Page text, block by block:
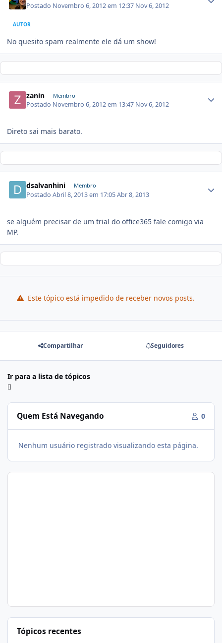
Postado Novembro 6, 2012 em 12:37 Nov 6, 2012
AUTOR
No quesito spam realmente ele dá um show!
zanin Membro
Postado Novembro 6, 2012 em 13:47 Nov 6, 2012
Direto sai mais barato.
dsalvanhini Membro
PostadoAbril 8, 2013 em 17:05Abr 8, 2013
se alguém precisar de um trial do office365 fale comigo via
MP.
Este tópico está impedido de receber novos posts.
Compartilhar Seguidores
Ir para a lista de tópicos
Quem Está Navegando 0
Nenhum usuário registrado visualizando esta página.
Tópicos recentes